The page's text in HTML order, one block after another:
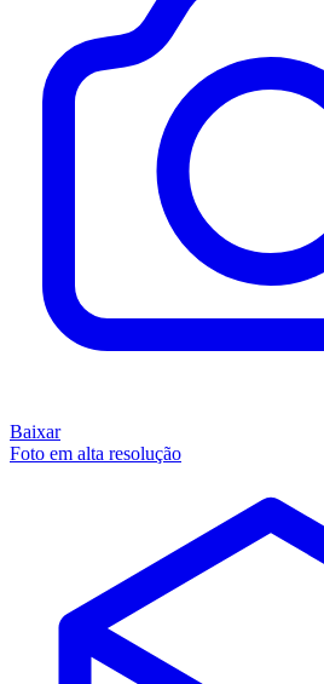
Baixar
Foto em alta resolução